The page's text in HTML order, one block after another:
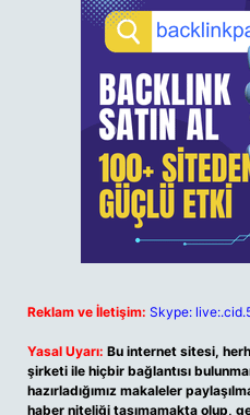
Reklam ve İletişim: Skype:
Yasal Uyarı: Bu internet sitesi,
şirketi ile hiçbir bağlantısı
hazırladığımız makaleler
haber niteliği taşımamakta olup,